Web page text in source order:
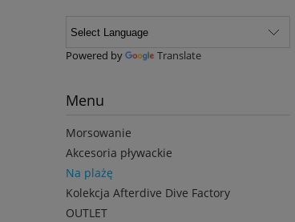
Powered by Translate
Menu
Morsowanie
Akcesoria pływackie
Na plażę
Kolekcja Afterdive Dive Factory
OUTLET